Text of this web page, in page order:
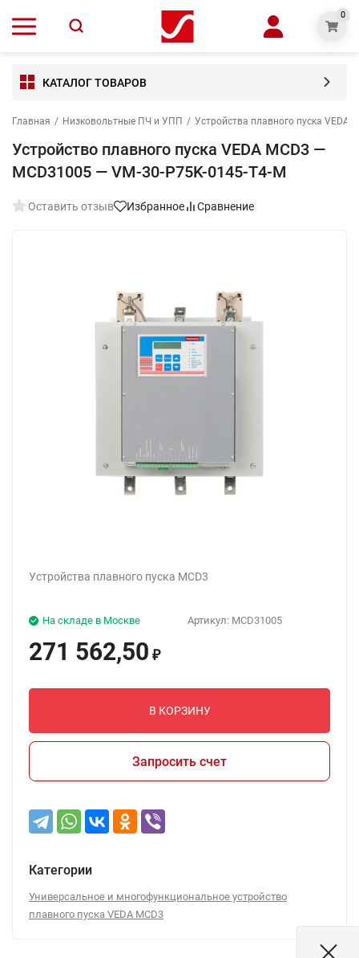
0
КАТАЛОГ ТОВАРОВ
Главная / Низковольтные ПЧ и УПП / Устройства плавного пуска VEDA
Устройство плавного пуска VEDA MCD3 —
MCD31005 — VM-30-P75K-0145-T4-M
Оставить отзыв Избранное Сравнение
Устройства плавного пуска MCD3
Артикул: MCD31005
На складе в Москве
271 562,50 ₽
В КОРЗИНУ
Запросить счет
Категории
Универсальное и многофункциональное устройство
плавного пуска VEDA MCD3